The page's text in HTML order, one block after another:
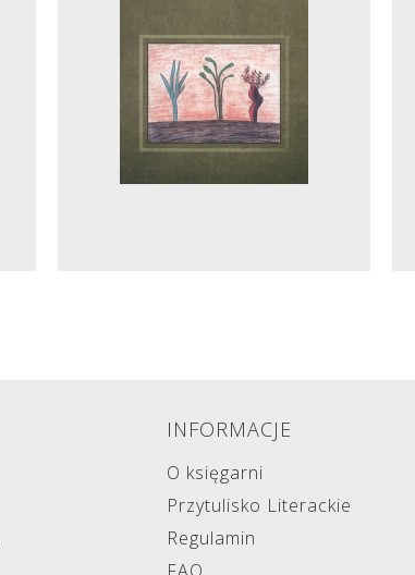
INFORMACJE
O księgarni
Przytulisko Literackie
Regulamin